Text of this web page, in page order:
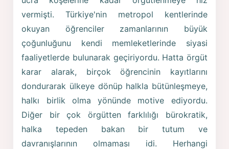
vermişti. Türkiye'nin metropol kentlerinde
okuyan öğrenciler zamanlarının büyük
çoğunluğunu kendi memleketlerinde siyasi
faaliyetlerde bulunarak geçiriyordu. Hatta örgüt
karar alarak, birçok öğrencinin kayıtlarını
dondurarak ülkeye dönüp halkla bütünleşmeye,
halkı birlik olma yönünde motive ediyordu.
Diğer bir çok örgütten farklılığı bürokratik,
halka tepeden bakan bir tutum ve
davranışlarının olmaması idi. Herhangi